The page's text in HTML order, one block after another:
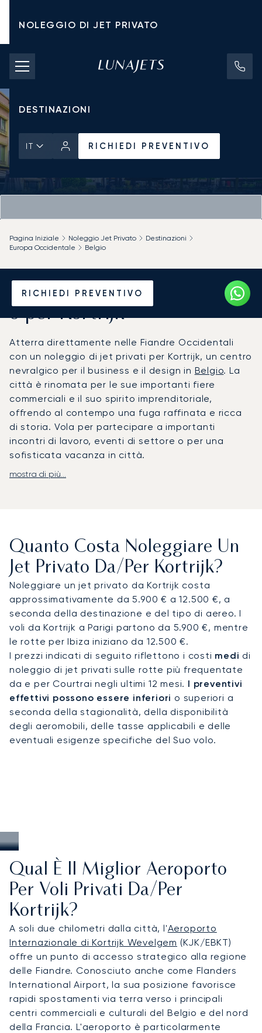
NOLEGGIO DI JET PRIVATO
TARIFFE DI NOLEGGIO
JET PRIVATI
DESTINAZIONI
IT RICHIEDI PREVENTIVO
RICHIEDI PREVENTIVO
Pagina Iniziale Noleggio Jet Privato
Destinazioni
Europa Occidentale
Belgio
Noleggia un Jet Privato da
o per Kortrijk
Atterra direttamente nelle Fiandre Occidentali
con un noleggio di jet privati per Kortrijk, un centro
nevralgico per il business e il design in Belgio. La
città è rinomata per le sue importanti fiere
commerciali e il suo spirito imprenditoriale,
offrendo al contempo una fuga raffinata e ricca
di storia. Vola per partecipare a importanti
incontri di lavoro, eventi di settore o per una
sofisticata vacanza in città.
Il tuo volo è organizzato per adattarsi
gourmet personalizzato e servizi premium. Questo
ti assicura di arrivare rigenerato e pronto per la
tua conferenza al Kortrijk Xpo.
Puoi volare con la massima tranquillità, sapendo
che il nostro rigoroso processo di due diligence
include la verifica di ogni operatore con almeno
due revisori di sicurezza indipendenti. Questo
impegno per una sicurezza e un'eccellenza
operativa comprovate garantisce che il tuo
viaggio a Kortrijk sia gestito con la massima
professionalità, permettendoti di concentrarti
esclusivamente sui tuoi obiettivi.
mostra di più...
Quanto Costa Noleggiare Un
Jet Privato Da/per Kortrijk?
Noleggiare un jet privato da Kortrijk costa
approssimativamente da 5.900 € a 12.500 €, a
seconda della destinazione e del tipo di aereo. I
voli da Kortrijk a Parigi partono da 5.900 €, mentre
le rotte per Ibiza iniziano da 12.500 €.
I prezzi indicati di seguito riflettono i costi medi di
noleggio di jet privati sulle rotte più frequentate
da e per Courtrai negli ultimi 12 mesi. I preventivi
effettivi possono essere inferiori o superiori a
seconda della stagionalità, della disponibilità
degli aeromobili, delle tasse applicabili e delle
eventuali esigenze specifiche del Suo volo.
Qual È Il Miglior Aeroporto
Per Voli Privati Da/per
Kortrijk?
A soli due chilometri dalla città, l'Aeroporto
Internazionale di Kortrijk Wevelgem (KJK/EBKT)
offre un punto di accesso strategico alla regione
delle Fiandre. Conosciuto anche come Flanders
International Airport, la sua posizione favorisce
rapidi spostamenti via terra verso i principali
centri commerciali e culturali del Belgio e del nord
della Francia. L'aeroporto è particolarmente